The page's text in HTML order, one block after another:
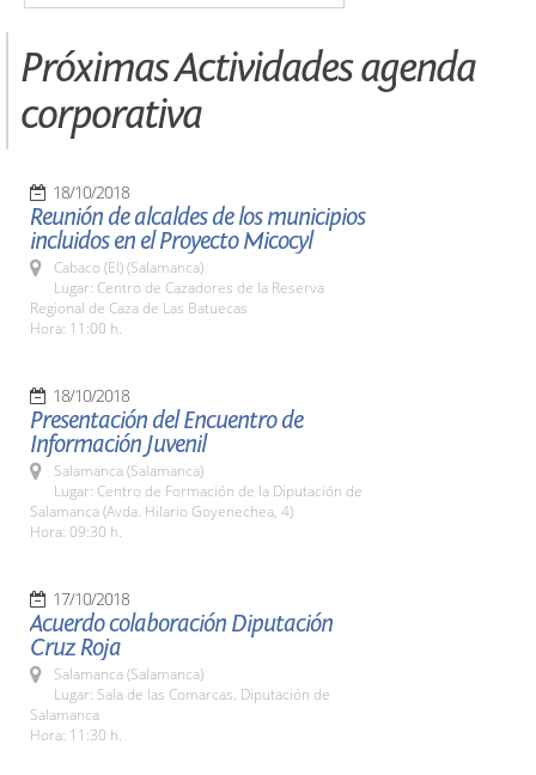
Próximas Actividades agenda
corporativa
18/10/2018
Reunión de alcaldes de los municipios
incluidos en el Proyecto Micocyl
Cabaco (El) (Salamanca)
Lugar: Centro de Cazadores de la Reserva
Regional de Caza de Las Batuecas
Hora: 11:00 h.
18/10/2018
Presentación del Encuentro de
Información Juvenil
Salamanca (Salamanca)
Lugar: Centro de Formación de la Diputación de
Salamanca (Avda. Hilario Goyenechea, 4)
Hora: 09:30 h.
17/10/2018
Acuerdo colaboración Diputación
Cruz Roja
Salamanca (Salamanca)
Lugar: Sala de las Comarcas. Diputación de
Salamanca
Hora: 11:30 h.